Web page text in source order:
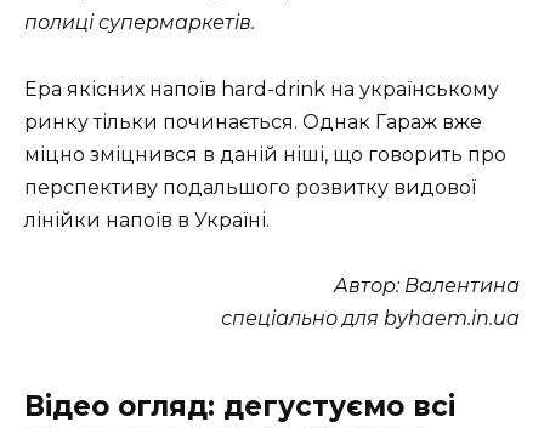
полиці супермаркетів.
Ера якісних напоїв hard-drink на українському
ринку тільки починається. Однак Гараж вже
міцно зміцнився в даній ніші, що говорить про
перспективу подальшого розвитку видової
лінійки напоїв в Україні.
Автор: Валентина
спеціально для byhaem.in.ua
Відео огляд: дегустуємо всі